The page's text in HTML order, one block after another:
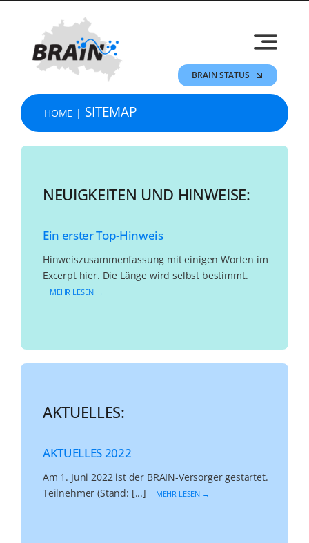
content
BRAIN STATUS
HOME SITEMAP
NEUIGKEITEN UND HINWEISE:
Ein erster Top-Hinweis
Hinweiszusammenfassung mit einigen Worten im
Excerpt hier. Die Länge wird selbst bestimmt.
MEHR LESEN →
AKTUELLES:
AKTUELLES 2022
Am 1. Juni 2022 ist der BRAIN-Versorger gestartet.
Teilnehmer (Stand: [...]
MEHR LESEN →